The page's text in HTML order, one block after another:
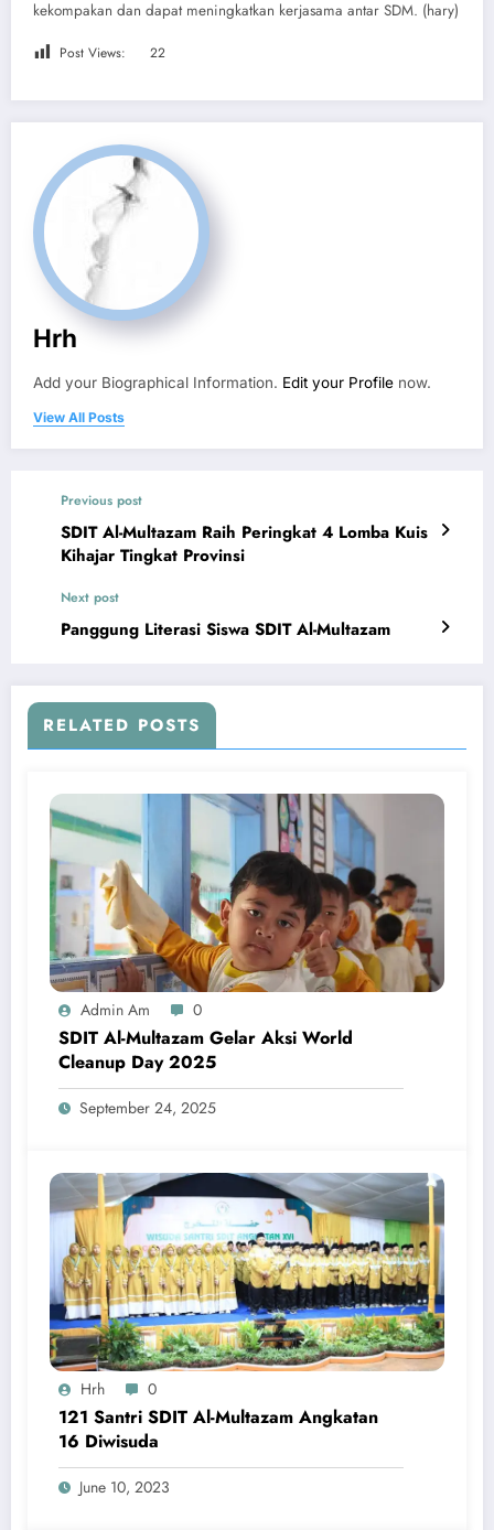
kekompakan dan dapat meningkatkan kerjasama antar SDM. (hary)
Post Views: 22
Hrh
Add your Biographical Information. Edit your Profile now.
View All Posts
Previous post
SDIT Al-Multazam Raih Peringkat 4 Lomba Kuis
Kihajar Tingkat Provinsi
Next post
Panggung Literasi Siswa SDIT Al-Multazam
RELATED POSTS
Admin Am 0
SDIT Al-Multazam Gelar Aksi World
Cleanup Day 2025
September 24, 2025
Hrh 0
121 Santri SDIT Al-Multazam Angkatan
16 Diwisuda
June 10, 2023